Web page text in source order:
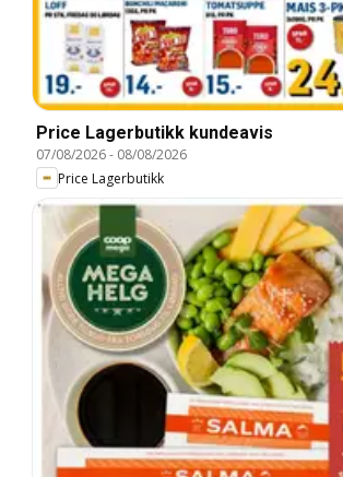
Price Lagerbutikk kundeavis
07/08/2026- 08/08/2026
Price Lagerbutikk